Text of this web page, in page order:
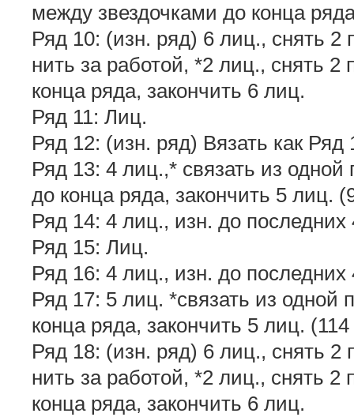
между звездочками до конца
Ряд 10: (изн. ряд) 6 лиц., снять 2
нить за работой, *2 лиц., снять 2
конца ряда, закончить 6 лиц.
Ряд 11: Лиц.
Ряд 12: (изн. ряд) Вязать как Ряд
Ряд 13: 4 лиц.,* связать из
до конца ряда, закончить 5 лиц.
Ряд 14: 4 лиц., изн. до последних
Ряд 15: Лиц.
Ряд 16: 4 лиц., изн. до последних
Ряд 17: 5 лиц. *связать из одной
конца ряда, закончить 5 лиц. (114
Ряд 18: (изн. ряд) 6 лиц., снять 2
нить за работой, *2 лиц., снять 2
конца ряда, закончить 6 лиц.